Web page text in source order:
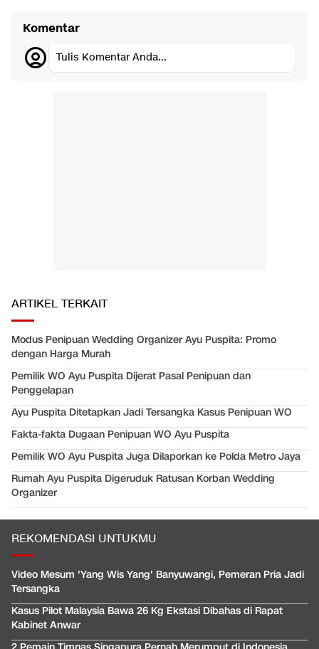
Komentar
Tulis Komentar Anda...
ARTIKEL TERKAIT
Modus Penipuan Wedding Organizer Ayu Puspita: Promo
dengan Harga Murah
Pemilik WO Ayu Puspita Dijerat Pasal Penipuan dan
Penggelapan
Ayu Puspita Ditetapkan Jadi Tersangka Kasus Penipuan WO
Fakta-fakta Dugaan Penipuan WO Ayu Puspita
Pemilik WO Ayu Puspita Juga Dilaporkan ke Polda Metro Jaya
Rumah Ayu Puspita Digeruduk Ratusan Korban Wedding
Organizer
REKOMENDASI UNTUKMU
Video Mesum 'Yang Wis Yang' Banyuwangi, Pemeran Pria Jadi
Tersangka
Kasus Pilot Malaysia Bawa 26 Kg Ekstasi Dibahas di Rapat
Kabinet Anwar